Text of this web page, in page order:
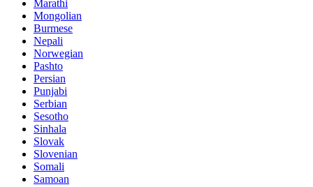
Marathi
Mongolian
Burmese
Nepali
Norwegian
Pashto
Persian
Punjabi
Serbian
Sesotho
Sinhala
Slovak
Slovenian
Somali
Samoan